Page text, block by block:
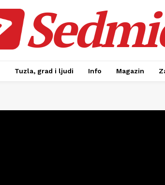
Tuzla, grad i ljudi Info Magazin